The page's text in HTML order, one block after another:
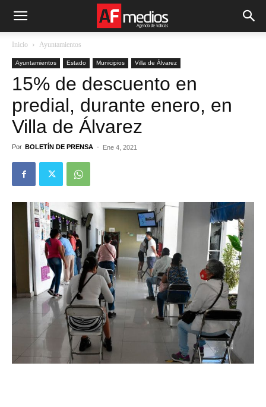
Inicio Ayuntamientos
Ayuntamientos Estado Municipios Villa de Álvarez
15% de descuento en
predial, durante enero, en
Villa de Álvarez
Por BOLETÍN DE PRENSA - Ene 4, 2021